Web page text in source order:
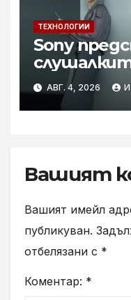
ТЕХНОЛОГИИ
Sony
1000XM6 в
Gray“
АВГ. 4, 2026
Вашият
Вашият имейл
публикуван.
отбелязани с *
Коментар: *